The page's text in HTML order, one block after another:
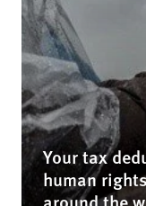
Your tax
human